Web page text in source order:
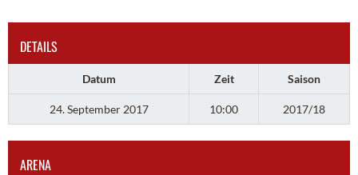
DETAILS
Datum Zeit Saison
24. September 2017 10:00 2017/18
ARENA